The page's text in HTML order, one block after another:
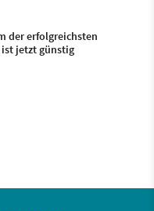
der erfolgreichsten
ist jetzt günstig